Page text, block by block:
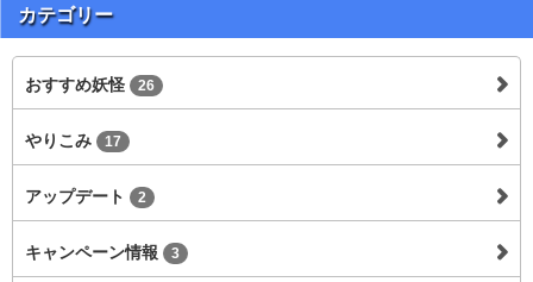
カテゴリー
おすすめ妖怪 26
やりこみ 17
アップデート 2
キャンペーン情報 3